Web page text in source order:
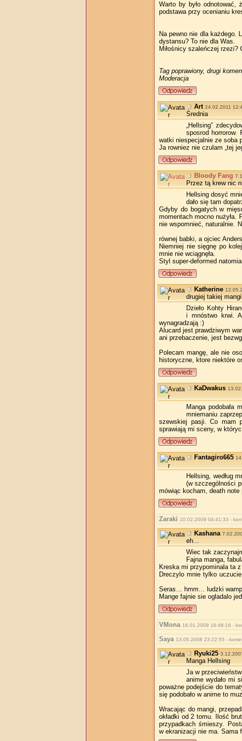
Warto by było odnotować,
podstawa przy ocenianiu
Na pewno nie dla każdego.
dystansu? To nie dla Was.
Miłośnicy szaleńczej
Tag poprawiony, drugi
Moderacja
Art 24.02.2011
Średnia
„Hellsing”
sposrod horrorow.
watki niespecjalnie ze soba
Ja rowniez nie czulam „tej
Bloody Fang
Przez tą krew nic
Hellsing dosyć
dało się tam
Gdyby do bogatych w
momentach mocno nużyła.
nie wspomnieć, naturalnie.
równej babki, a ojciec
Niemniej nie sięgnę po
mnie nie wciągnęła.
Styl super­‑deformed
Katherine
drugiej takiej
Dzieło Kohty
i mnóstwo krwi.
wynagradzają :)
Alucard jest prawdziwym
ani przebaczenie, jest
Polecam mangę, ale nie
historyczne, ktore niektóre
KaDwakus
Manga podobała
mniemaniu
szewskiej pasji. Co mam
sprawiają mi sceny, w
Fantagiro665
Hellsing, według
(w szczególności
mówiąc kocham, death
Zaraki 10.02.2009 04:41:33 -
Kashana
eh...
Wiec tak
Fajna manga,
Kreska mi przypominala ta
Dreczylo mnie tylko
Seras… hmm… ludzki
Mange fajnie sie ogladalo
VMona 16.01.2009 16:48:16 -
Saya 13.05.2008 23:22:55 -
Ryuki25
Manga Hellsing
Ja w
anime wydało mi
poważne podejście do
się podobało w anime to
Wracając do mangi,
okładki od 2 tomu. Ilość
przypadkach śmieszy.
w ekranizacji nie ma. Sama